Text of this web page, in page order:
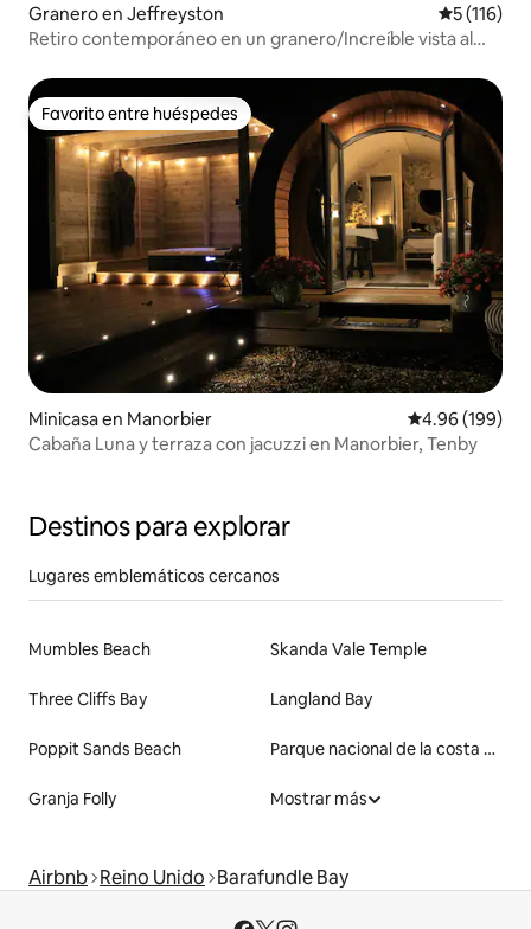
Granero en Jeffreyston
5 (116)
Retiro contemporáneo en un granero/Increíble vista al
Favorito entre huéspedes
Favorito entre huéspedes
Minicasa en Manorbier Calificación
4.96 (199)
Cabaña Luna y terraza con jacuzzi en Manorbier, Tenby
Destinos para explorar
Lugares emblemáticos cercanos
Mumbles Beach Skanda Vale Temple
Three Cliffs Bay Langland Bay
Poppit Sands Beach Parque nacional de la costa de Pembrokeshire
Granja Folly Mostrar más
Airbnb Reino Unido Barafundle Bay